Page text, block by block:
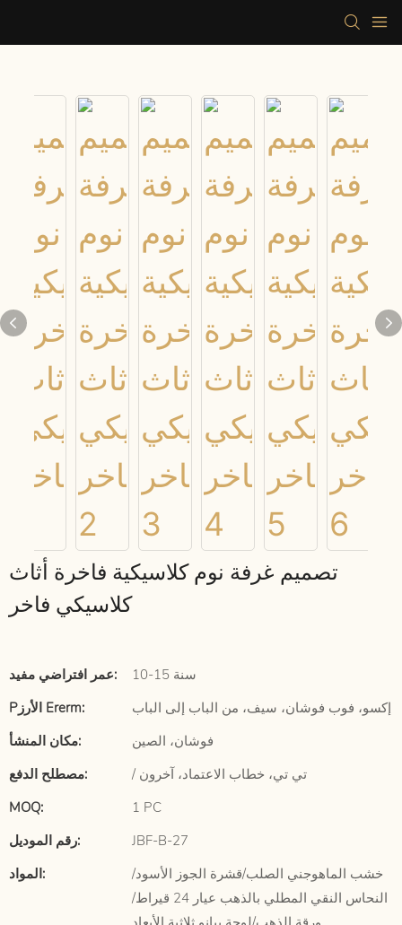
تصميم غرفة نوم كلاسيكية فاخرة أثاث
كلاسيكي فاخر
عمر افتراضي مفيد:
10-15 سنة
Pالأرز Ererm:
إكسو، فوب فوشان، سيف، من الباب إلى الباب
مكان المنشأ:
فوشان، الصين
مصطلح الدفع:
/ تي تي، خطاب الاعتماد، آخرون
MOQ:
1 PC
رقم الموديل:
JBF-B-27
المواد:
خشب الماهوجني الصلب/قشرة الجوز الأسود/
النحاس النقي المطلي بالذهب عيار 24 قيراط/